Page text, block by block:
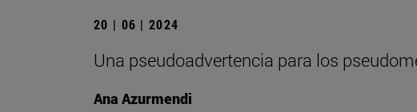
20 | 06 | 2024
Una pseudoadvertencia para los
Ana Azurmendi